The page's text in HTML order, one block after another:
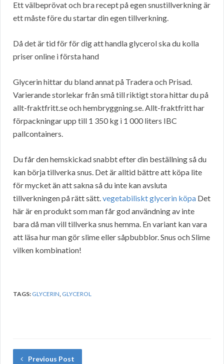
Ett välbeprövat och bra recept på egen snustillverkning är
ett måste före du startar din egen tillverkning.
Då det är tid för för dig att handla glycerol ska du kolla
priser online i första hand
Glycerin hittar du bland annat på Tradera och Prisad.
Varierande storlekar från små till riktigt stora hittar du på
allt-fraktfritt.se och hembryggning.se. Allt-fraktfritt har
förpackningar upp till 1 350 kg i 1 000 liters IBC
pallcontainers.
Du får den hemskickad snabbt efter din beställning så du
kan börja tillverka snus. Det är alltid bättre att köpa lite
för mycket än att sakna så du inte kan avsluta
tillverkningen på rätt sätt.vegetabiliskt glycerin köpa Det
här är en produkt som man får god användning av inte
bara då man vill tillverka snus hemma. En variant kan vara
att läsa hur man gör slime eller såpbubblor. Snus och Slime
vilken kombination!
TAGS: GLYCERIN, GLYCEROL
Previous Post